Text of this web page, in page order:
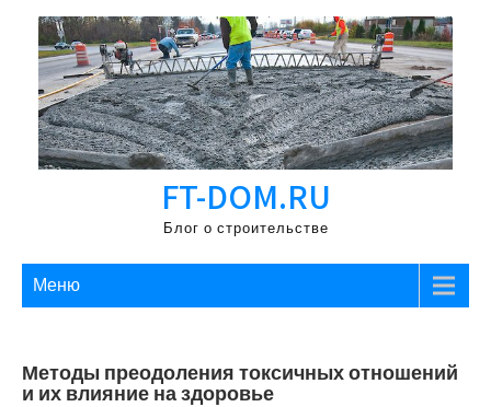
Перейти
содержимому
FT-DOM.RU
Блог о строительстве
Меню
Методы преодоления токсичных отношений
и их влияние на здоровье